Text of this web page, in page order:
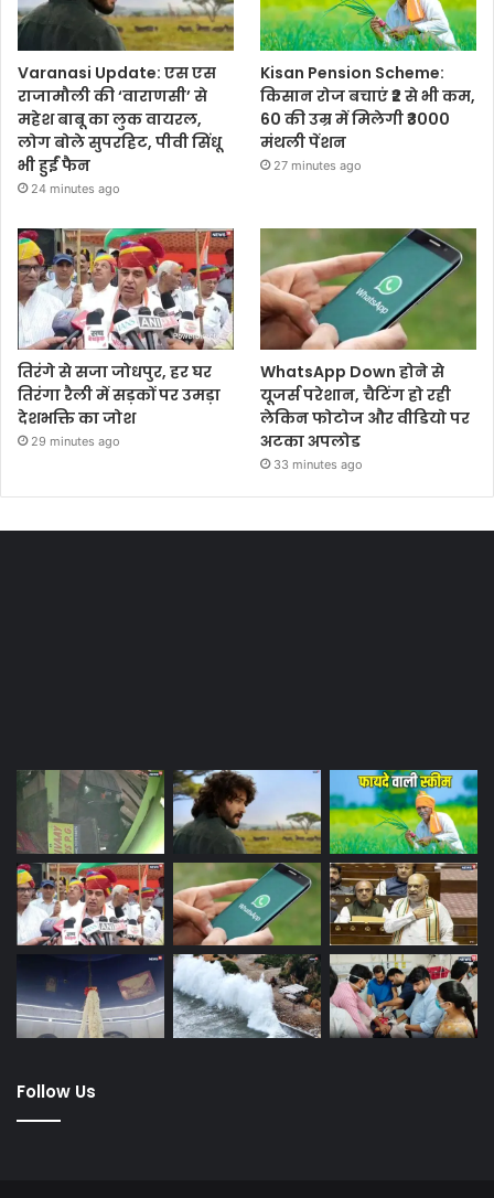
Varanasi Update: एस एस
राजामौली की ‘वाराणसी’ से
महेश बाबू का लुक वायरल,
लोग बोले सुपरहिट, पीवी सिंधू
भी हुईं फैन
24 minutes ago
Kisan Pension Scheme:
किसान रोज बचाएं ₹2 से भी कम,
60 की उम्र में मिलेगी ₹3000
मंथली पेंशन
27 minutes ago
तिरंगे से सजा जोधपुर, हर घर
तिरंगा रैली में सड़कों पर उमड़ा
देशभक्ति का जोश
29 minutes ago
WhatsApp Down होने से
यूजर्स परेशान, चैटिंग हो रही
लेकिन फोटोज और वीडियो पर
अटका अपलोड
33 minutes ago
Follow Us